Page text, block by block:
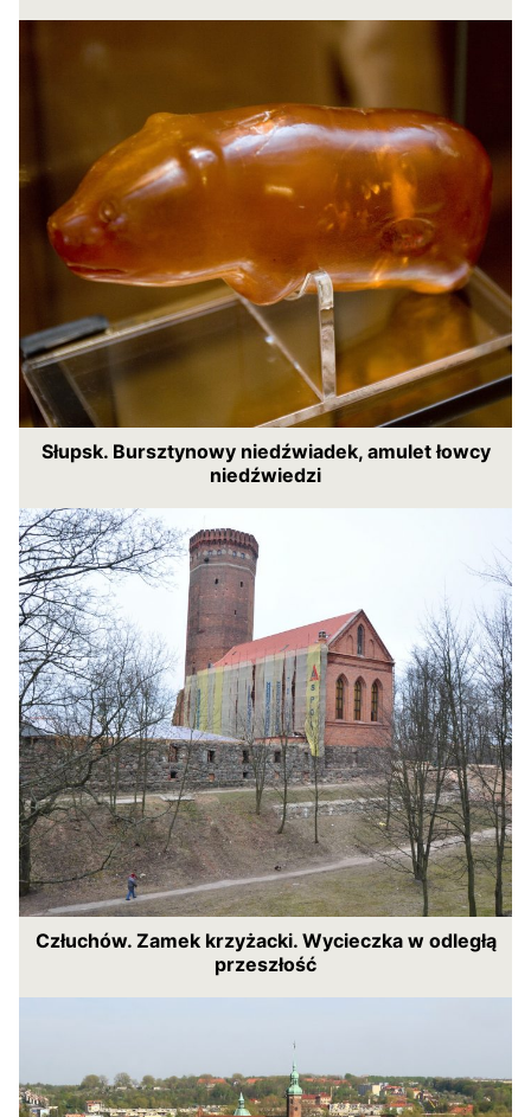
Słupsk. Bursztynowy niedźwiadek, amulet łowcy
niedźwiedzi
Człuchów. Zamek krzyżacki. Wycieczka w odległą
przeszłość